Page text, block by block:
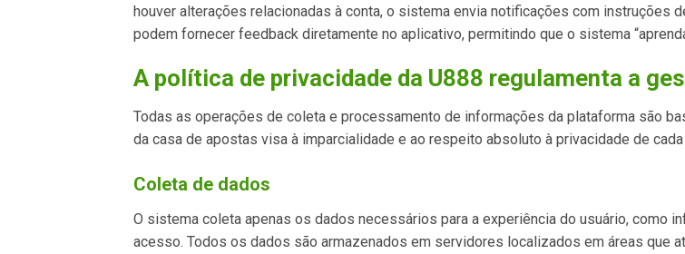
houver alterações relacionadas à conta, o sistema envia notificações com instruções
podem fornecer feedback diretamente no aplicativo, permitindo que o sistema
A política de privacidade da U888 regulamenta a
Todas as operações de coleta e processamento de informações da plataforma são
da casa de apostas visa à imparcialidade e ao respeito absoluto à privacidade de
Coleta de dados
O sistema coleta apenas os dados necessários para a experiência do usuário, como
acesso. Todos os dados são armazenados em servidores localizados em áreas que